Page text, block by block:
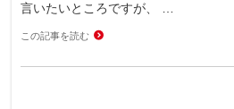
言いたいところですが、 …
この記事を読む